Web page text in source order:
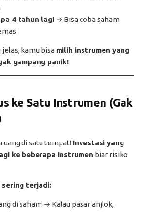
4 tahun lagi → Bisa coba saham
jelas, kamu bisa milih instrumen yang
gampang panik!
ke Satu Instrumen (Gak
uang di satu tempat! Investasi yang
ke beberapa instrumen biar risiko
sering terjadi:
di saham → Kalau pasar anjlok,